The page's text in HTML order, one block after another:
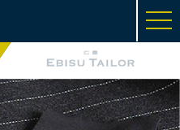
t
o
g
e
n
a
v